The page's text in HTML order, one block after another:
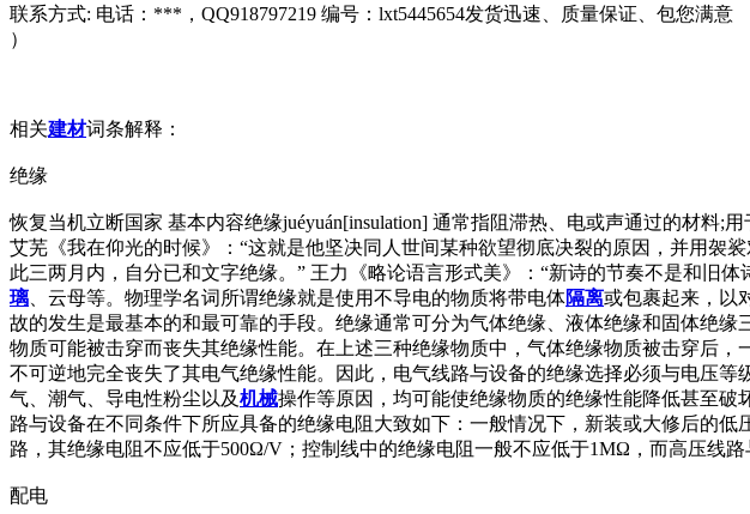
联系方式: 电话：***，QQ918797219 编号：lxt5445654发货迅速、质量保证、包您满意
）
相关建材词条解释：
绝缘
恢复当机立断国家 基本内容绝缘juéyuán[insulation] 通常指阻滞热、电或声通过的材料
艾芜《我在仰光的时候》：“这就是他坚决同人世间某种欲望彻底决裂的原因，并用袈
此三两月内，自分已和文字绝缘。” 王力《略论语言形式美》：“新诗的节奏不是和旧体
璃 、云母等。物理学名词所谓绝缘就是使用不导电的物质将带电体隔离或包裹起来，以
故的发生是最基本的和最可靠的手段。绝缘通常可分为气体绝缘、液体绝缘和固体绝
物质可能被击穿而丧失其绝缘性能。在上述三种绝缘物质中，气体绝缘物质被击穿后
不可逆地完全丧失了其电气绝缘性能。因此，电气线路与设备的绝缘选择必须与电压
气、潮气、导电性粉尘以及机械操作等原因，均可能使绝缘物质的绝缘性能降低甚至
路与设备在不同条件下所应具备的绝缘电阻大致如下：一般情况下，新装或大修后的
路，其绝缘电阻不应低于500Ω/V；控制线中的绝缘电阻一般不应低于1MΩ，而高压线路
配电